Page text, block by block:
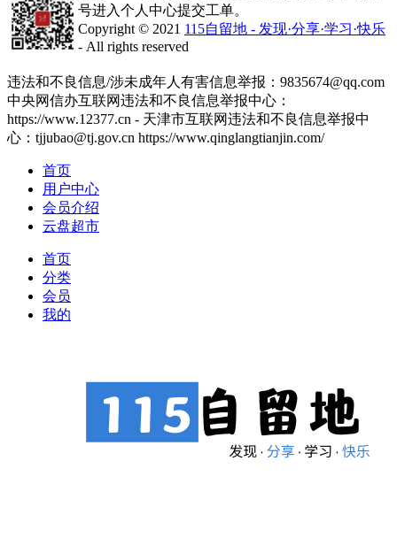
号进入个人中心提交工单。
Copyright © 2021 115自留地 - 发现·分享·学习·快乐
- All rights reserved
违法和不良信息/涉未成年人有害信息举报：9835674@qq.com
中央网信办互联网违法和不良信息举报中心：
https://www.12377.cn - 天津市互联网违法和不良信息举报中
心：tjjubao@tj.gov.cn https://www.qinglangtianjin.com/
首页
用户中心
会员介绍
云盘超市
首页
分类
会员
我的